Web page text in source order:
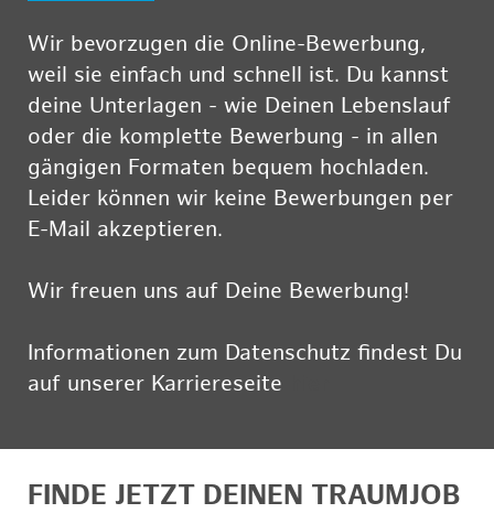
Wir bevorzugen die Online-Bewerbung,
weil sie einfach und schnell ist. Du kannst
deine Unterlagen - wie Deinen Lebenslauf
oder die komplette Bewerbung - in allen
gängigen Formaten bequem hochladen.
Leider können wir keine Bewerbungen per
E-Mail akzeptieren.
Wir freuen uns auf Deine Bewerbung!
Informationen zum Datenschutz findest Du
auf unserer Karriereseite
FINDE JETZT DEINEN TRAUMJOB